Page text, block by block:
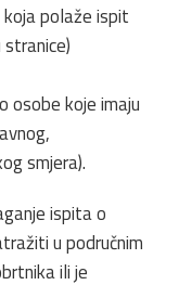
koja polaže ispit
osobe koje imaju
smjera).
ispita o
u područnim
ili je